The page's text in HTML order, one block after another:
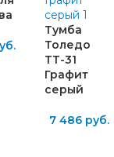
Тумба
Толедо
ТТ-31
Графит
серый
7 486руб.